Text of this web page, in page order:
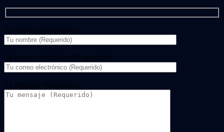
Tu nombre (Requerido)
Tu correo electrónico (Requerido)
Tu mensaje (Necesario)